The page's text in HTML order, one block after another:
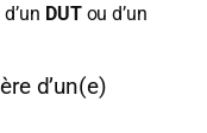
DUTou d’un
d’un(e)